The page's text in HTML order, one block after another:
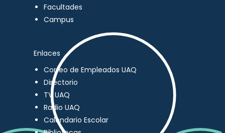
Facultades
Campus
Enlaces
Correo de Empleados UAQ
Directorio
TV UAQ
Radio UAQ
Calendario Escolar